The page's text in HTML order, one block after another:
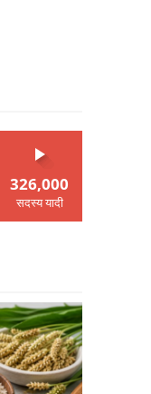
326,000
सदस्य यादी